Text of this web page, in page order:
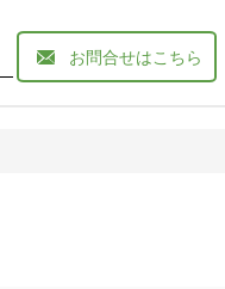
お問合せはこちら